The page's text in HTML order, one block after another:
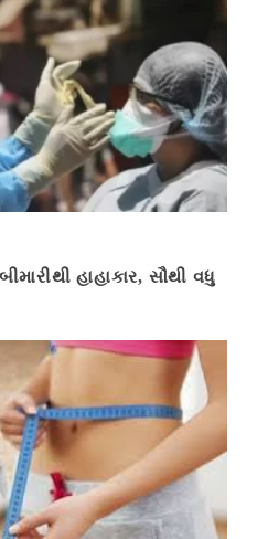
હાહાકાર, સૌથી વધુ